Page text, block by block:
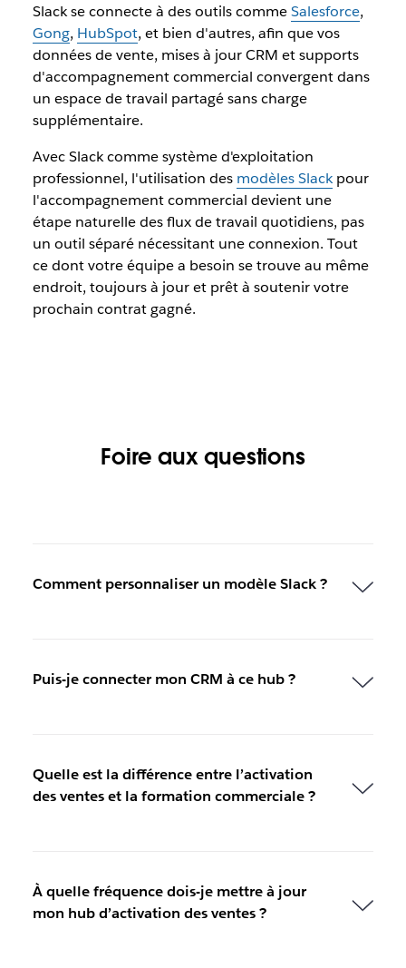
Slack se connecte à des outils commeSalesforce,
Gong, HubSpot, et bien d'autres, afin que vos
données de vente, mises à jour CRM et supports
d'accompagnement commercial convergent dans
un espace de travail partagé sans charge
supplémentaire.
Avec Slack comme système d'exploitation
professionnel, l'utilisation des modèles Slackpour
l'accompagnement commercial devient une
étape naturelle des flux de travail quotidiens, pas
un outil séparé nécessitant une connexion. Tout
ce dont votre équipe a besoin se trouve au même
endroit, toujours à jour et prêt à soutenir votre
prochain contrat gagné.
Foire aux questions
Comment personnaliser un modèle Slack ?
Puis-je connecter mon CRM à ce hub ?
Quelle est la différence entre l’activation
des ventes et la formation commerciale ?
À quelle fréquence dois-je mettre à jour
mon hub d’activation des ventes ?